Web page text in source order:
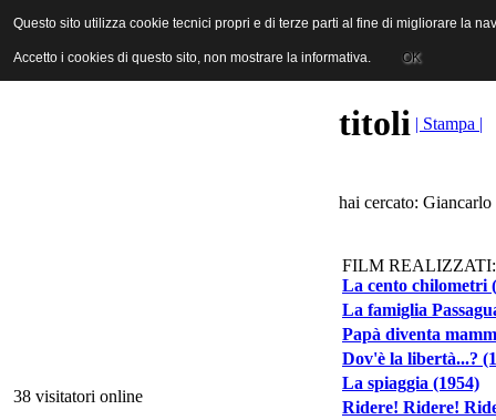
ANICA | Associazione Nazionale Industrie Cinematografiche
38 visitatori online
titoli | Stampa |
hai cercato:
FILM REALIZZATI:
La cento chilometri
La famiglia
Papà diventa
Dov'è la libertà...?
La spiaggia (1954)
Ridere! Ridere!
Questo sito utilizza cookie tecnici propri e di terze parti al fine di migliorare la
Accetto i cookies di questo sito, non mostrare la informativa. OK
Questo sito utilizza cookie tecnici propri e di terze parti al fine di migliorare la
Accetto i cookies di questo sito, non mostrare la informativa. OK